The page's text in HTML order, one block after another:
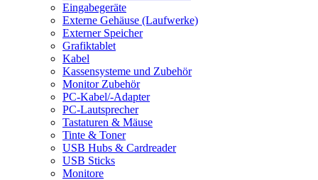
Eingabegeräte
Externe Gehäuse (Laufwerke)
Externer Speicher
Grafiktablet
Kabel
Kassensysteme und Zubehör
Monitor Zubehör
PC-Kabel/-Adapter
PC-Lautsprecher
Tastaturen & Mäuse
Tinte & Toner
USB Hubs & Cardreader
USB Sticks
Monitore